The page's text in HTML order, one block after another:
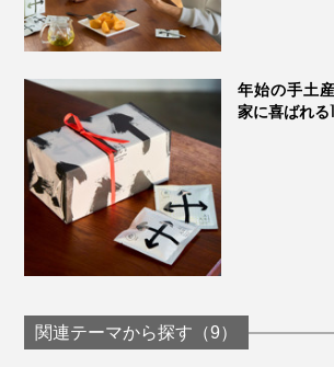
」
いろんな人の想いとこだわりと真心を
てられた『THE NODOKA』は、大切
年始の手土
家に喜ばれる
関連テーマから探す（9）